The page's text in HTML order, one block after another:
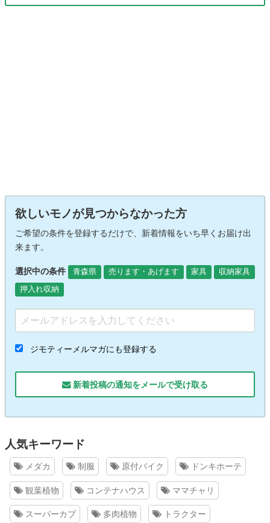
欲しいモノが見つからなかった方
ご希望の条件を登録するだけで、新着情報をいち早くお届け出
来ます。
選択中の条件 青森県 売ります・あげます 家具
収納家具
押入れ収納
ジモティーメルマガにも登録する
新着投稿の通知をメールで受け取る
人気キーワード
メダカ 制服 原付バイク ドンキホーテ
観葉植物 コンテナハウス ママチャリ
スーパーカブ 多肉植物 トラクター